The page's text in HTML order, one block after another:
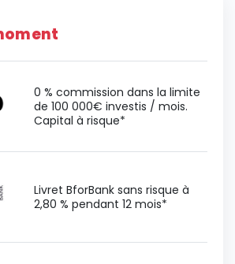
0 % commission dans la limite
de 100 000€ investis / mois.
Capital à risque*
Livret BforBank sans risque à
2,80 % pendant 12 mois*